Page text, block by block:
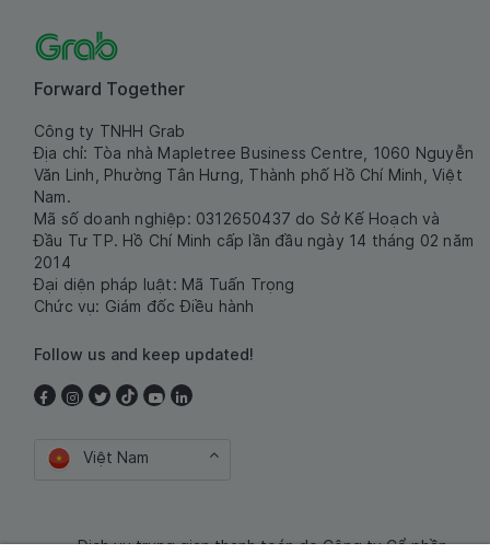
Forward Together
Công ty TNHH Grab
Địa chỉ: Tòa nhà Mapletree Business Centre, 1060 Nguyễn
Văn Linh, Phường Tân Hưng, Thành phố Hồ Chí Minh, Việt
Nam.
Mã số doanh nghiệp: 0312650437 do Sở Kế Hoạch và
Đầu Tư TP. Hồ Chí Minh cấp lần đầu ngày 14 tháng 02 năm
2014
Đại diện pháp luật: Mã Tuấn Trọng
Chức vụ: Giám đốc Điều hành
Follow us and keep updated!
Việt Nam
Dịch vụ trung gian thanh toán do Công ty Cổ phần